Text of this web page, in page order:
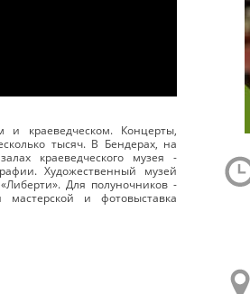
и краеведческом. Концерты,
тысяч. В Бендерах, на
краеведческого музея -
Художественный музей
Для полуночников -
мастерской и фотовыставка